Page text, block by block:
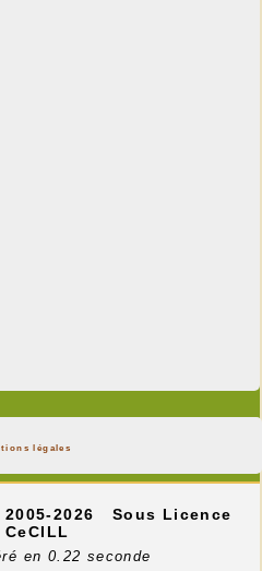
légales
2005-2026
Sous Licence
en 0.22 seconde